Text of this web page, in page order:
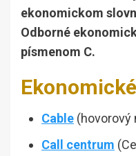
ekonomickom
Odborné
písmenom C.
Cable (hovorový
Call centrum